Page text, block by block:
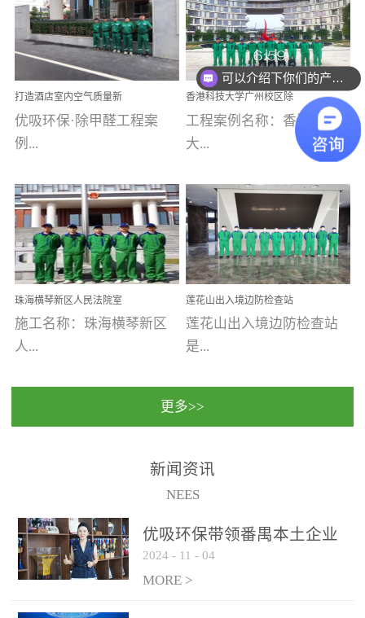
品质量，我们每一批的生
产产品都经过严格的质检
程序；生产车间为优吸总
部和全国分支机构生产光
触媒、净醛王、祛味剂等
优吸系列产品，保质保量
完成生产任务，确保全国
求。资质优势团队优势分
支优势优吸环保是一棵正
茁壮成长的树，只要我们
人人都爱护她、珍惜她、
她将越来越枝繁叶茂，终
将会成为一棵参天大树！
优吸环保截止2020年拥有
全国600家网点分支机构。
案例【深圳安居乐寓】室
内空气治理项目深圳安居
乐寓 深圳市安居乐寓
为深圳安居集团旗下城...
例(学校工装节选)广州南沙
小学(珠江湾校区)项目地
址：广州市南沙区海滨路
南沙珠江湾江门市蓬江区
禾...
打造酒店室内空气质量新
标杆——优吸环保·标杆之
作：东莞美豪雅致酒店室
内空气治理工程纪实
优吸环保·除甲醛工程案
例...
【东莞美豪雅致酒店】室
内空气治理项目东莞美豪
雅致酒店 东莞美豪雅
致酒店是为中高端人士...
香港科技大学广州校区除
甲醛项目圆满完成
工程案例名称：香港科技
大...
学广州校区室内空气治
理 工程案例地址：广
州南沙区·香港科技大学(广
州)校区 工程案...
珠海横琴新区人民法院室
内除甲醛空气治理项目
施工名称：珠海横琴新区
人...
民法院室内除甲醛空气治
保施工日期：2020年1月珠
莲花山出入境边防检查站
室内除甲醛空气治理项目
莲花山出入境边防检查站
是...
国家通过设在对外开放口
（及各出入境边防检查
更多>>
新闻资讯
NEES
优吸环保带领番禺本​土企业
勇敢破局向“新”
2024 - 11 - 04
MORE >
可以介绍下你们的产品么